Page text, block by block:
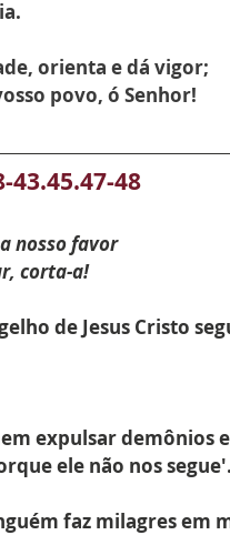
orienta e dá vigor;
povo, ó Senhor!
43.45.47-48
nosso favor
corta-a!
de Jesus Cristo
expulsar demônios
ele não nos segue'.
faz milagres em